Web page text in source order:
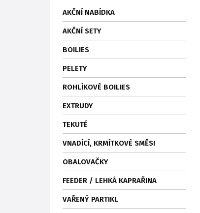
AKČNÍ NABÍDKA
AKČNÍ SETY
BOILIES
PELETY
ROHLÍKOVÉ BOILIES
EXTRUDY
TEKUTÉ
VNADÍCÍ, KRMÍTKOVÉ SMĚSI
OBALOVAČKY
FEEDER / LEHKÁ KAPRAŘINA
VAŘENÝ PARTIKL